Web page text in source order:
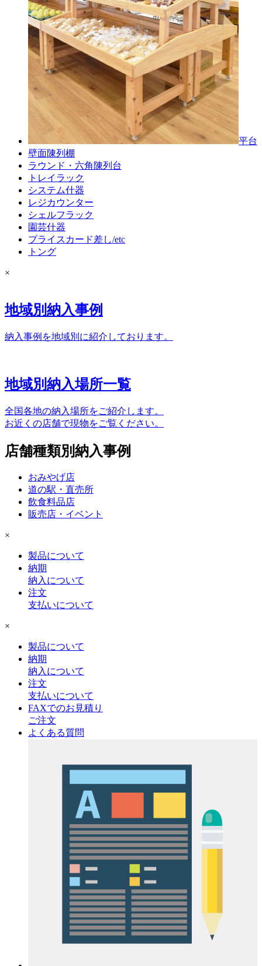
平台
壁面陳列棚
ラウンド・六角陳列台
トレイラック
システム什器
レジカウンター
シェルフラック
園芸什器
プライスカード差し/etc
トング
×
地域別納入事例
納入事例を地域別に紹介しております。
地域別納入場所一覧
全国各地の納入場所をご紹介します。
お近くの店舗で現物をご覧ください。
店舗種類別納入事例
おみやげ店
道の駅・直売所
飲食料品店
販売店・イベント
×
製品について
納期
納入について
注文
支払いについて
×
製品について
納期
納入について
注文
支払いについて
FAXでのお見積り
ご注文
よくある質問